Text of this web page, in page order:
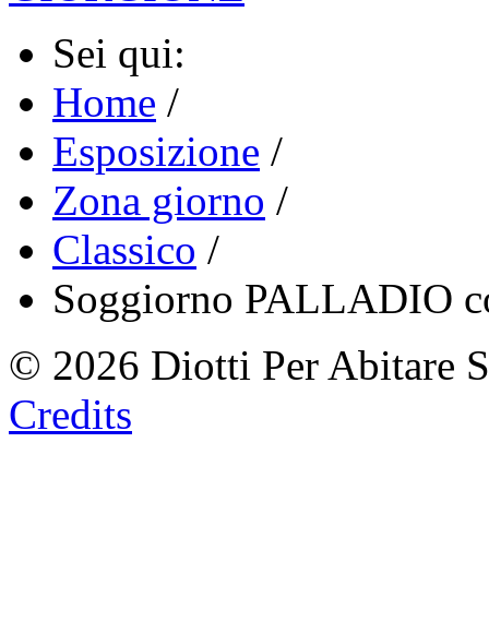
Sei qui:
Home /
Esposizione /
Zona giorno /
Classico /
Soggiorno PALLADIO
© 2026 Diotti Per Abitare
Credits